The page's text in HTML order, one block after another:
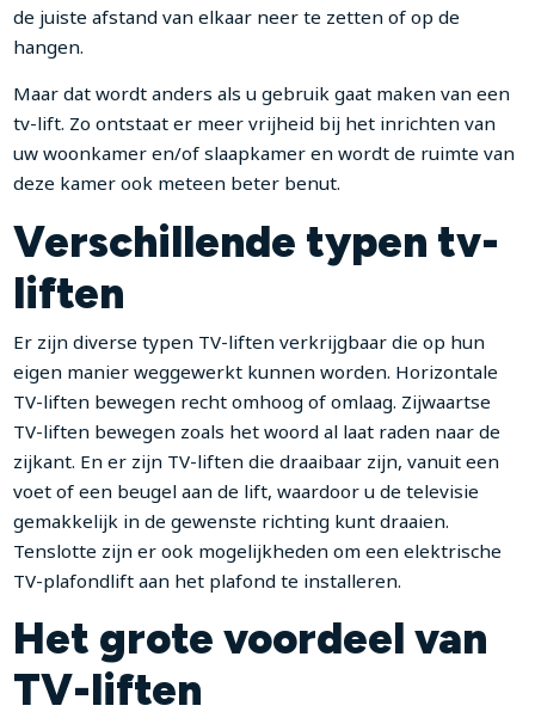
de juiste afstand van elkaar neer te zetten of op de
hangen.
Maar dat wordt anders als u gebruik gaat maken van een
tv-lift. Zo ontstaat er meer vrijheid bij het inrichten van
uw woonkamer en/of slaapkamer en wordt de ruimte van
deze kamer ook meteen beter benut.
Verschillende typen tv-
liften
Er zijn diverse typen TV-liften verkrijgbaar die op hun
eigen manier weggewerkt kunnen worden. Horizontale
TV-liften bewegen recht omhoog of omlaag. Zijwaartse
TV-liften bewegen zoals het woord al laat raden naar de
zijkant. En er zijn TV-liften die draaibaar zijn, vanuit een
voet of een beugel aan de lift, waardoor u de televisie
gemakkelijk in de gewenste richting kunt draaien.
Tenslotte zijn er ook mogelijkheden om een elektrische
TV-plafondlift aan het plafond te installeren.
Het grote voordeel van
TV-liften